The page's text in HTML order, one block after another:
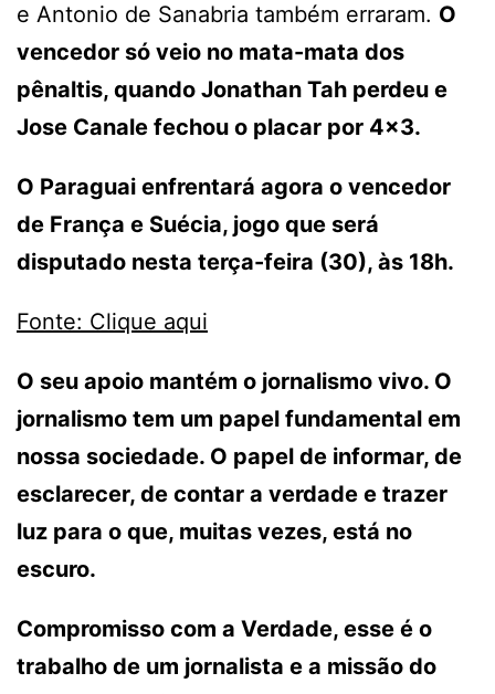
e Antonio de Sanabria também erraram. O
vencedor só veio no mata-mata dos
pênaltis, quando Jonathan Tah perdeu e
Jose Canale fechou o placar por 4×3.
O Paraguai enfrentará agora o vencedor
de França e Suécia, jogo que será
disputado nesta terça-feira (30), às 18h.
Fonte: Clique aqui
O seu apoio mantém o jornalismo vivo. O
jornalismo tem um papel fundamental em
nossa sociedade. O papel de informar, de
esclarecer, de contar a verdade e trazer
luz para o que, muitas vezes, está no
escuro.
Compromisso com a Verdade, esse é o
trabalho de um jornalista e a missão do